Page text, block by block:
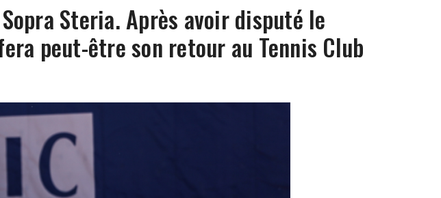
Steria. Après avoir disputé le
peut-être son retour au Tennis Club